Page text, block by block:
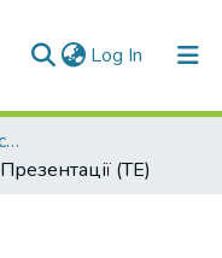
Log In (current)
Навчально-науковий інститут енергозбереження та енергоменеджменту (НН ІЕЕ)
Презентації (ТЕ)